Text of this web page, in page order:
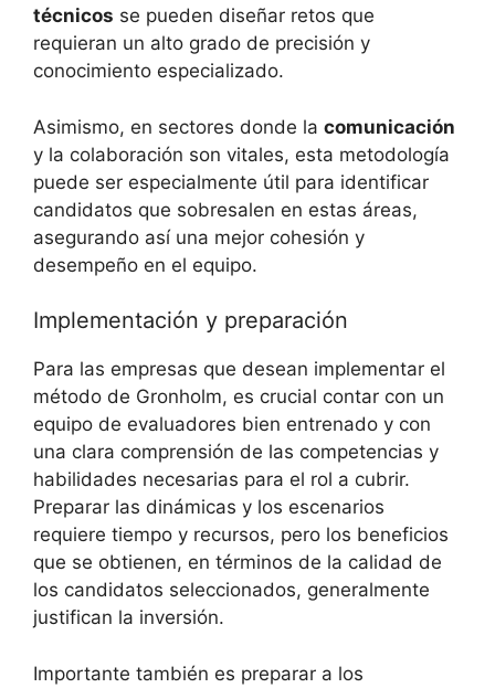
técnicos se pueden diseñar retos que
requieran un alto grado de precisión y
conocimiento especializado.
Asimismo, en sectores donde la comunicación
y la colaboración son vitales, esta metodología
puede ser especialmente útil para identificar
candidatos que sobresalen en estas áreas,
asegurando así una mejor cohesión y
desempeño en el equipo.
Implementación y preparación
Para las empresas que desean implementar el
método de Gronholm, es crucial contar con un
equipo de evaluadores bien entrenado y con
una clara comprensión de las competencias y
habilidades necesarias para el rol a cubrir.
Preparar las dinámicas y los escenarios
requiere tiempo y recursos, pero los beneficios
que se obtienen, en términos de la calidad de
los candidatos seleccionados, generalmente
justifican la inversión.
Importante también es preparar a los